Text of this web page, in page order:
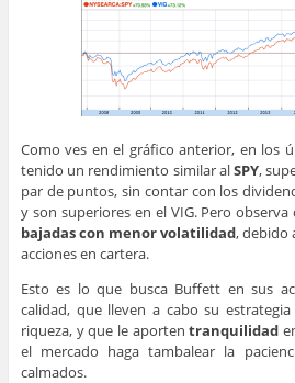
Como ves en el gráfico anterior, en los
tenido un rendimiento similar alSPY,
par de puntos, sin contar con los
y son superiores en el VIG. Pero
bajadas con menor volatilidad, debido
acciones en cartera.
Esto es lo que busca Buffett en sus
calidad, que lleven a cabo su
riqueza, y que le aportentranquilidad
el mercado haga tambalear la
calmados.